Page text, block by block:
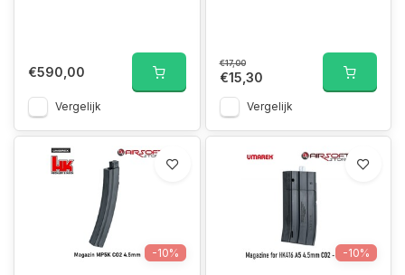
€590,00
Vergelijk
€17,00
€15,30
Vergelijk
-10% -10%